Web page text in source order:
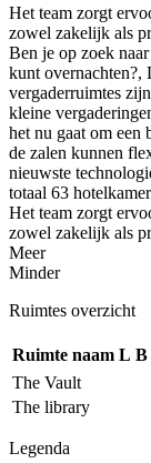
Het team zorgt
zowel zakelijk als
Ben je op zoek
kunt overnachten?,
vergaderruimtes
kleine
het nu gaat om een
de zalen kunnen
nieuwste
totaal 63
Het team zorgt
zowel zakelijk als
Meer
Minder
Ruimtes overzicht
Ruimte naam L B
The Vault
The library
Legenda